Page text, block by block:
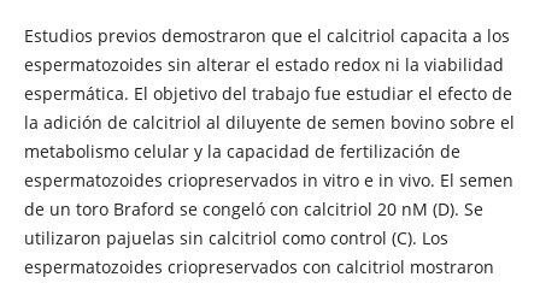
Estudios previos demostraron que el calcitriol capacita a los
espermatozoides sin alterar el estado redox ni la viabilidad
espermática. El objetivo del trabajo fue estudiar el efecto de
la adición de calcitriol al diluyente de semen bovino sobre el
metabolismo celular y la capacidad de fertilización de
espermatozoides criopreservados in vitro e in vivo. El semen
de un toro Braford se congeló con calcitriol 20 nM (D). Se
utilizaron pajuelas sin calcitriol como control (C). Los
espermatozoides criopreservados con calcitriol mostraron